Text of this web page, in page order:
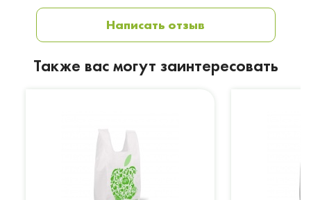
Написать отзыв
Также вас могут заинтересовать